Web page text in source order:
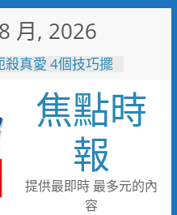
月, 2026
殺真愛 4個技巧擺
實驗室戮力打詐
比中率達六成八
x港灣夕陽音樂
觀光文化季
場
迷途 竹警二分局
線搜尋接力尋回平
焦點時
報
提供最即時 最多元的內
容